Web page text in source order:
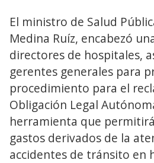
El ministro de Salud
Medina Ruíz, encabezó
directores de hospitales,
gerentes generales para
procedimiento para el
Obligación Legal
herramienta que
gastos derivados de la
accidentes de tránsito en